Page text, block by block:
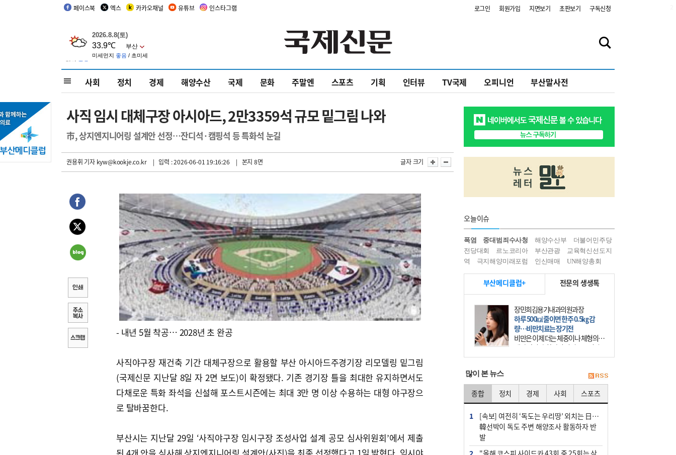
페이스북 엑스 카카오채널 유튜브 인스타그램 로그인 회원가입 지면보기 초판보기 구독신청
사회 정치 경제 해양수산 국제 문화 주말엔 스포츠 기획 인터뷰 TV국제 오피니언 부산말사전
사직 임시 대체구장 아시아드, 2만3359석 규모 밑그림 나와
市, 상지엔지니어링 설계안 선정…잔디석·캠핑석 등 특화석 눈길
권용휘 기자kyw@kookje.co.kr | 입력 : 2026-06-01 19:16:26 | 본지 8면 글자 크기
- 내년 5월 착공… 2028년 초 완공
사직야구장 재건축 기간 대체구장으로 활용할 부산 아시아드주경기장 리모델링 밑그림
(국제신문 지난달 8일 자 2면 보도)이 확정됐다. 기존 경기장 틀을 최대한 유지하면서도
다채로운 특화 좌석을 신설해 포스트시즌에는 최대 3만 명 이상 수용하는 대형 야구장으
로 탈바꿈한다.
부산시는 지난달 29일 ‘사직야구장 임시구장 조성사업 설계 공모 심사위원회’에서 제출
오늘이슈
폭염 중대범죄수사청 해양수산부
더불어민주당
전당대회
르노코리아 부산관광
교육혁신선도지
역
극지해양미래포럼 인신매매 UN해양총회
부산메디클럽+ 전문의 생생톡
장민희김용기내과의원과장
하루 500㎉ 줄이면 한주 0.5㎏ 감
량…비만치료는 장기전
비만은 이제 더는 체중이나 체형의 문
제가 아니다. 하나의 질병으로 인지
하고 치료와 관리를 해야 한다. 세계
많이 본 뉴스
종합 정치 경제 사회 스포츠
1
[속보] 여전히 ‘독도는 우리땅’ 외치는 日…
韓선박이 독도 주변 해양조사 활동하자 반
발
2
"올해 코스피 사이드카 43회 중 25회는 삼